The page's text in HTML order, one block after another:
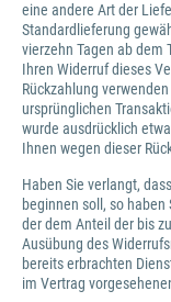
eine andere Art der
Standardlieferung
vierzehn Tagen ab dem
Ihren Widerruf dieses
Rückzahlung
ursprünglichen
wurde ausdrücklich
Ihnen wegen dieser
Haben Sie verlangt,
beginnen soll, so
der dem Anteil der bis
Ausübung des
bereits erbrachten
im Vertrag